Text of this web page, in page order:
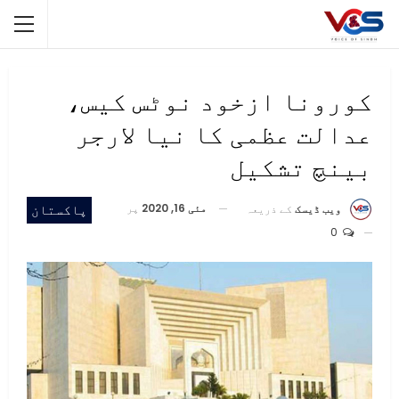
کورونا ازخود نوٹس کیس،
عدالت عظمی کا نیا لارجر
بینچ تشکیل
پاکستان ویب ڈیسک کے ذریعہ مئی 16, 2020
پر